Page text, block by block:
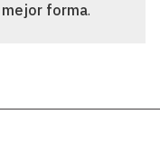
mediciones